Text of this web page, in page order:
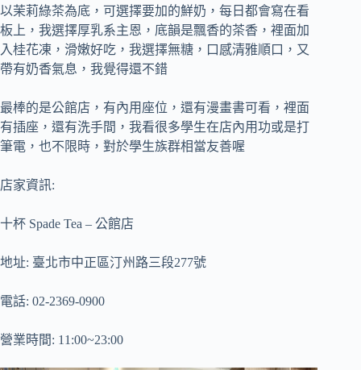
以茉莉綠茶為底，可選擇要加的鮮奶，每日都會寫在看
板上，我選擇厚乳系主恩，底韻是飄香的茶香，裡面加
入桂花凍，滑嫩好吃，我選擇無糖，口感清雅順口，又
帶有奶香氣息，我覺得還不錯
最棒的是公館店，有內用座位，還有漫畫書可看，裡面
有插座，還有洗手間，我看很多學生在店內用功或是打
筆電，也不限時，對於學生族群相當友善喔
店家資訊:
十杯 Spade Tea – 公館店
地址: 臺北市中正區汀州路三段277號
電話: 02-2369-0900
營業時間: 11:00~23:00